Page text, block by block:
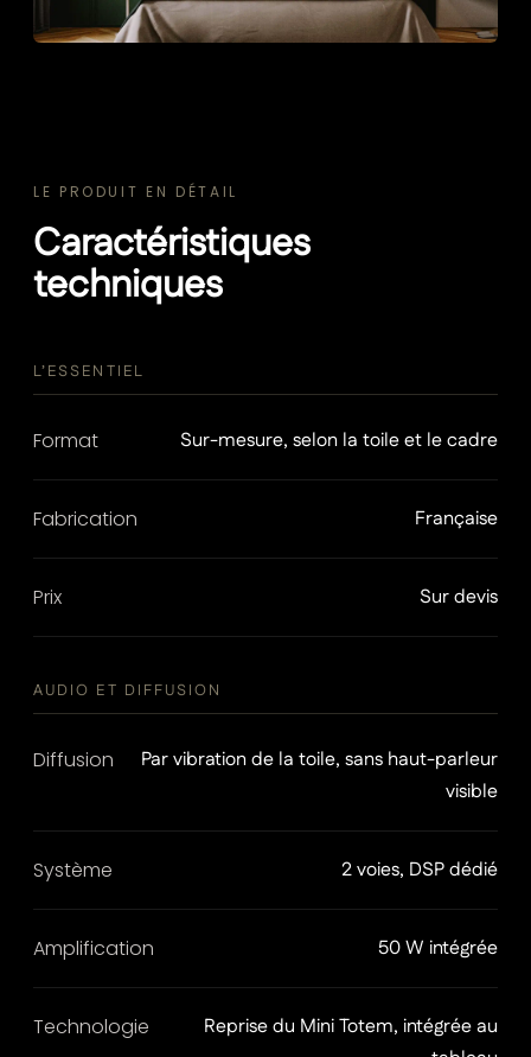
LE PRODUIT EN DÉTAIL
Caractéristiques
techniques
L’ESSENTIEL
Format Sur-mesure, selon la toile et le cadre
Fabrication Française
Prix Sur devis
AUDIO ET DIFFUSION
Diffusion
Par vibration de la toile, sans haut-parleur
visible
Système 2 voies, DSP dédié
Amplification 50 W intégrée
Technologie
Reprise du Mini Totem, intégrée au